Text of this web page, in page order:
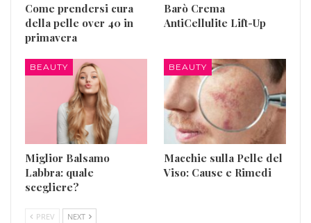
Come prendersi cura
della pelle over 40 in
primavera
Barò Crema
AntiCellulite Lift-Up
BEAUTY
Miglior Balsamo
Labbra: quale
scegliere?
BEAUTY
Macchie sulla Pelle del
Viso: Cause e Rimedi
PREV NEXT